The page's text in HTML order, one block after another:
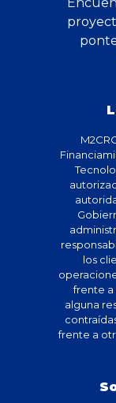
los
frente a
alguna
frente a